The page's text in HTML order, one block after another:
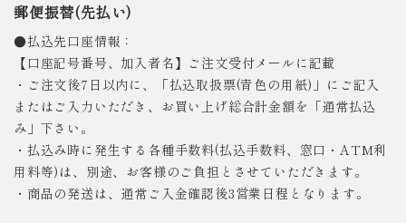
郵便振替(先払い)
●払込先口座情報：
【口座記号番号、加入者名】ご注文受付メールに記載
・ご注文後7日以内に、「払込取扱票(青色の用紙)」にご記入
またはご入力いただき、お買い上げ総合計金額を「通常払込
み」下さい。
・払込み時に発生する各種手数料(払込手数料、窓口・ATM利
用料等)は、別途、お客様のご負担とさせていただきます。
・商品の発送は、通常ご入金確認後3営業日程となります。